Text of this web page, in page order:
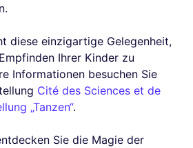
diese einzigartige Gelegenheit,
Ihrer Kinder zu
Informationen besuchen Sie
Cité des Sciences et de
„Tanzen“.
Sie die Magie der